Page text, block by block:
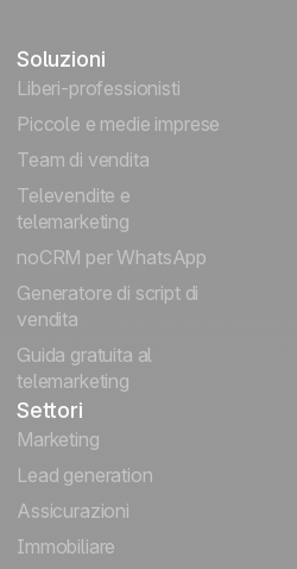
Soluzioni
Liberi-professionisti
Piccole e medie imprese
Team di vendita
Televendite e
telemarketing
noCRM per WhatsApp
Generatore di script di
vendita
Guida gratuita al
telemarketing
Settori
Marketing
Lead generation
Assicurazioni
Immobiliare